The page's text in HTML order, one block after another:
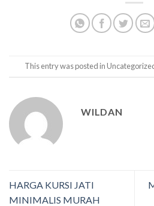
This entry was posted in
WILDAN
HARGA KURSI JATI
MINIMALIS MURAH